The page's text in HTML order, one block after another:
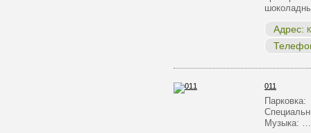
Адрес:
011
Музыка: …